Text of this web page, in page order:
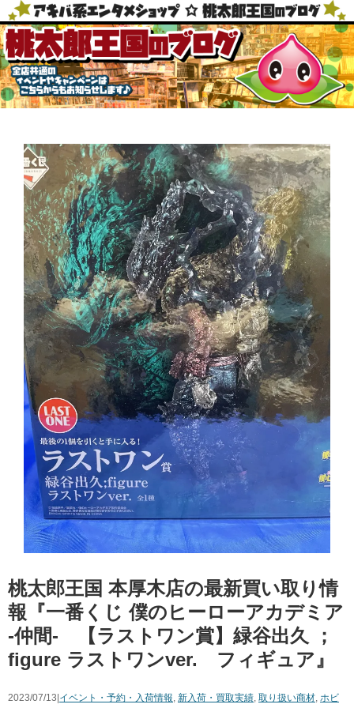
桃太郎王国 本厚木店の最新買い取り情
報『一番くじ ​僕のヒーローアカデミア
​-仲間- 【ラストワン賞】緑谷出久 ​；
figure ​ラストワンver. フィギュア』
2023/07/13|イベント・予約・入荷情報 新入荷・買取実績 取り扱い商材 ホビ